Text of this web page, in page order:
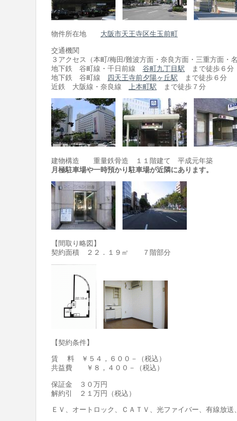
物件所在地 大阪市天王寺区生玉前町
交通機関
３アクセス（本町/梅田/難波方面・奈良方面・三重方面・
地下鉄 谷町線・千日前線 谷町九丁目駅 まで徒歩６分
地下鉄 谷町線 四天王寺前夕陽ヶ丘駅 まで徒歩６分
近鉄 大阪線・奈良線
上本町駅 まで徒歩７分
建物構造 重量鉄骨造 １１階建て 平成元年築
月極駐車場や一時預かり駐車場が近隣にあります。
【間取り略図】
契約面積 ２２．１９㎡ ７階部分
【契約条件】
賃 料 ￥５４，６００－（税込）
共益費 ￥８，４００－（税込）
保証金 ３０万円
解約引 ２１万円（税込）
ＥＶ、オートロック、ＣＡＴＶ、光ファイバー、有線放